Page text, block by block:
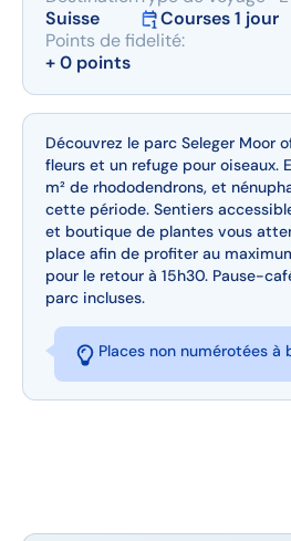
Suisse
Courses 1 jour
Points de fidelité:
+ 0 points
Découvrez le parc Seleger Moor
fleurs et un refuge pour oiseaux.
m² de rhododendrons, et
cette période. Sentiers
et boutique de plantes vous
place afin de profiter au
pour le retour à 15h30. Pause-
parc incluses.
Places non numérotées à